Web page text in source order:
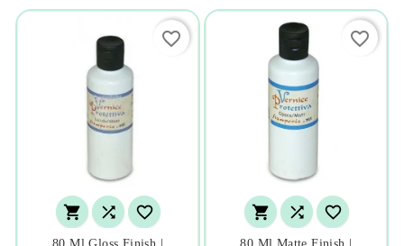
  
favorite_border
  
favorite_border